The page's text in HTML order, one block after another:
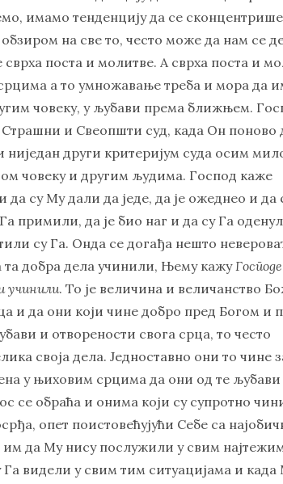
имамо тенденцију да се
на све то, често може да нам се
сврха поста и молитве. А сврха поста и
а то умножавање треба и мора да
човеку, у љубави према ближњем.
и Свеопшти суд, када Он поново
други критеријум суда осим
човеку и другим људима. Господ каже
су Му дали да једе, да је ожеднео и да
примили, да је био наг и да су Га
су Га. Онда се догађа нешто
та добра дела учинили, Њему кажу
учинили. То је величина и величанство
и да они који чине добро пред Богом и
и отворености свога срца, то често
своја дела. Једноставно они то чине
у њиховим срцима да они од те
се обраћа и онима који су супротно
опет поистовећујући Себе са
им да Му нису послужили у свим
Га видели у свим тим ситуацијама и